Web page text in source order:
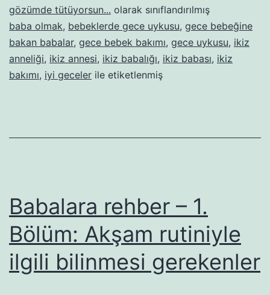
Gece
rutiniyle
gözümde tütüyorsun... olarak sınıflandırılmış
baba olmak, bebeklerde gece uykusu, gece bebeğine
bakan babalar, gece bebek bakımı, gece uykusu, ikiz
anneliği, ikiz annesi, ikiz babalığı, ikiz babası, ikiz
bakımı, iyi geceler ile etiketlenmiş
Babalara rehber – 1.
Bölüm: Akşam rutiniyle
ilgili bilinmesi gerekenler